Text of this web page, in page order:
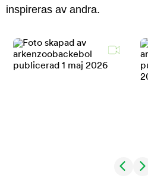
inspireras av andra.